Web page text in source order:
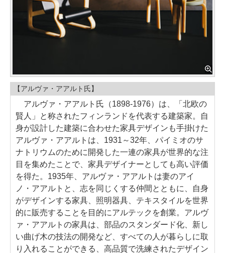
【アルヴァ・アアルト氏】
アルヴァ・アアルト氏（1898-1976）は、「北欧の
賢人」と称されたフィンランドを代表する建築家。自
身が設計した建築に合わせた家具デザインも手掛けた
アルヴァ・アアルトは、1931～32年、パイミオのサ
ナトリウムのために開発した一連の家具が世界的な注
目を集めたことで、家具デザイナーとしても高い評価
を得た。1935年、アルヴァ・アアルトは妻のアイ
ノ・アアルトと、志を同じくする仲間とともに、自身
がデザインする家具、照明器具、テキスタイルを世界
的に販売することを目的にアルテックを創業。アルヴ
ァ・アアルトの家具は、部品のスタンダード化、新し
い曲げ木の技法の開発など、すべての人が暮らしに取
り入れることができる、高品質で洗練されたデザイン